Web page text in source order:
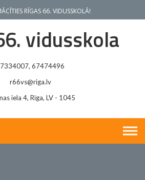
RĪGAS 66. VIDUSSKOLĀ!
vidusskola
67474496
r66vs@riga.lv
iela 4, Rīga, LV - 1045